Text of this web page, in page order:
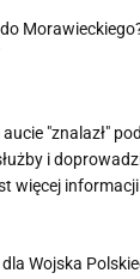
"znalazł"
i
więcej informacji
Wojska